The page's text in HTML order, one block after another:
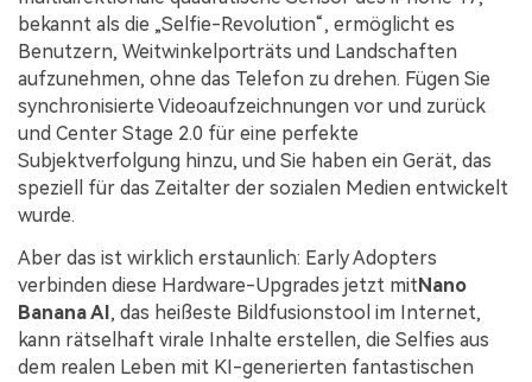
bekannt als die „Selfie-Revolution“, ermöglicht es
Benutzern, Weitwinkelporträts und Landschaften
aufzunehmen, ohne das Telefon zu drehen. Fügen Sie
synchronisierte Videoaufzeichnungen vor und zurück
und Center Stage 2.0 für eine perfekte
Subjektverfolgung hinzu, und Sie haben ein Gerät, das
speziell für das Zeitalter der sozialen Medien entwickelt
wurde.
Aber das ist wirklich erstaunlich: Early Adopters
verbinden diese Hardware-Upgrades jetzt mitNano
Banana AI, das heißeste Bildfusionstool im Internet,
kann rätselhaft virale Inhalte erstellen, die Selfies aus
dem realen Leben mit KI-generierten fantastischen